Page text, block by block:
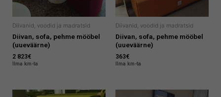
Diivanid, voodid ja madratsid
Diivan, sofa, pehme mööbel
(uueväärne)
2 823€
Ilma km-ta
Diivanid, voodid ja madratsid
Diivan, sofa, pehme mööbel
(uueväärne)
363€
Ilma km-ta